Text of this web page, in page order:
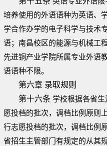
培养使用的外语语种为英语、
学合作办学的电子科学与技术
语；南昌校区的能源与机械工
先进铜产业学院所属专业外语
语语种不限。
第六章 录取规则
第十六条 学校根据各省
愿投档的批次，调档比例原则
行志愿投档的批次，调档比例
省招生主管部门有规定的从其